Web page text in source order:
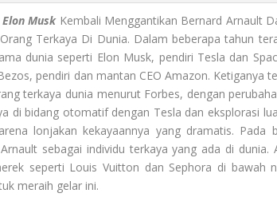
MuskKembali Menggantikan Bernard Arnault
Terkaya Di Dunia. Dalam beberapa tahun
dunia seperti Elon Musk, pendiri Tesla dan
pendiri dan mantan CEO Amazon. Ketiganya
terkaya dunia menurut Forbes, dengan
di bidang otomatif dengan Tesla dan eksplorasi
lonjakan kekayaannya yang dramatis. Pada
sebagai individu terkaya yang ada di
seperti Louis Vuitton dan Sephora di bawah
meraih gelar ini.